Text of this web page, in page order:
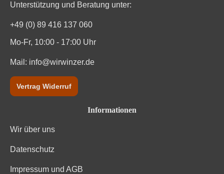
Weinart
Unterstützung und Beratung unter:
+49 (0) 89 416 137 060
Mo-Fr, 10:00 - 17:00 Uhr
Mail: info@wirwinzer.de
Vertrag Widerruf
Informationen
Wir über uns
Datenschutz
Impressum und AGB